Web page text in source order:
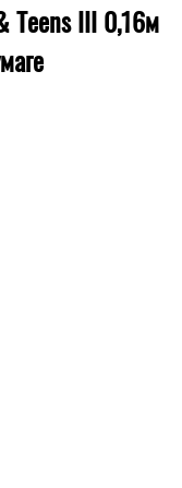
Teens III 0,16м